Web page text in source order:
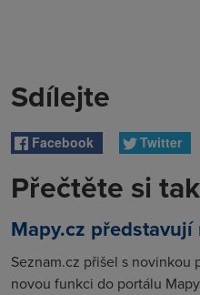
Sdílejte
Facebook Twitter
Přečtěte si
Mapy.cz
Seznam.cz přišel s novinkou
novou funkci do portálu